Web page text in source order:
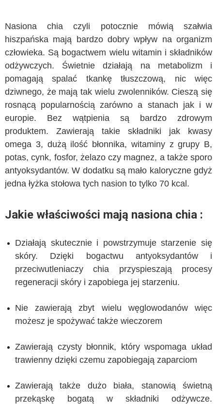
Nasiona chia czyli potocznie mówią szałwia
hiszpańska mają bardzo dobry wpływ na organizm
człowieka. Są bogactwem wielu witamin i składników
odżywczych. Świetnie działają na metabolizm i
pomagają spalać tkankę tłuszczową, nic więc
dziwnego, że mają tak wielu zwolenników. Cieszą się
rosnącą popularnością zarówno a stanach jak i w
europie. Bez wątpienia są bardzo zdrowym
produktem. Zawierają takie składniki jak kwasy
omega 3, dużą ilość błonnika, witaminy z grupy B,
potas, cynk, fosfor, żelazo czy magnez, a także sporo
antyoksydantów. W dodatku są mało kaloryczne gdyż
jedna łyżka stołowa tych nasion to tylko 70 kcal.
Jakie właściwości mają nasiona chia :
Działają skutecznie i powstrzymuje starzenie się
skóry. Dzięki bogactwu antyoksydantów i
przeciwutleniaczy chia przyspieszają procesy
regeneracji skóry i zapobiega jej starzeniu.
Nie zawierają zbyt wielu węglowodanów więc
możesz je spożywać także wieczorem
Zawierają czysty błonnik, który wspomaga układ
trawienny dzięki czemu zapobiegają zaparciom
Zawierają także dużo biała, stanowią świetną
przekąskę bogatą w składniki odżywcze.